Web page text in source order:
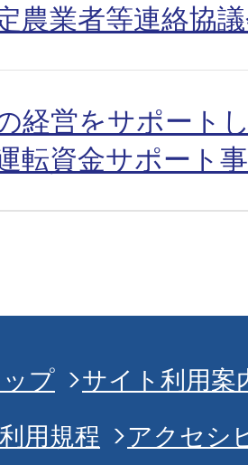
農業者等連絡協
経営をサポート
転資金サポート
プ
サイト利用案
用規程
アクセシ